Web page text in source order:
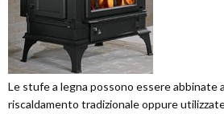
Le stufe a legna possono essere abbinate
riscaldamento tradizionale oppure